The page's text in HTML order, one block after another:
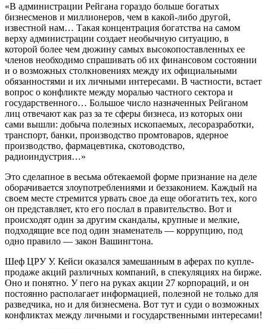
«В администрации Рейгана гораздо больше богатых
бизнесменов и миллионеров, чем в какой-либо другой,
известной нам… Такая концентрация богатства на самом
верху администрации создает необычную ситуацию, в
которой более чем дюжину самых высокопоставленных ее
членов необходимо спрашивать об их финансовом состоянии
и о возможных столкновениях между их официальными
обязанностями и их личными интересами. В частности, встает
вопрос о конфликте между моралью частного сектора и
государственного… Большое число назначенных Рейганом
лиц отвечают как раз за те сферы бизнеса, из которых они
сами вышли: добыча полезных ископаемых, лесоразработки,
транспорт, банки, производство промтоваров, ядерное
производство, фармацевтика, скотоводство,
радиоиндустрия…»
Это сделапное в весьма обтекаемой форме признание на деле
оборачивается злоупотреблениями и беззаконием. Каждый на
своем месте стремится урвать свое да еще обогатить тех, кого
он представляет, кто его послал в правительство. Вот и
происходят один за другим скандалы, крупные и мелкие,
подходящие все под один знаменатель — коррупцию, под
одно правило — закон Вашингтона.
Шеф ЦРУ У. Кейси оказался замешанным в аферах по купле-
продаже акций различных компаний, в спекуляциях на бирже.
Оно и понятно. У пего на руках акции 27 корпораций, и он
постоянно располагает информацией, полезной не только для
разведчика, но и для бизнесмена. Вот тут и суди о возможных
конфликтах между личными и государственными интересами!